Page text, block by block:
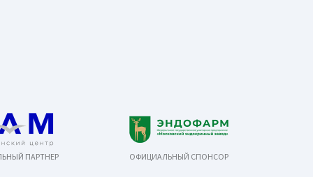
ПАРТНЕР ОФИЦИАЛЬНЫЙ СПОНСОР